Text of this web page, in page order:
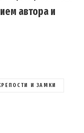
автора и
И ЗАМКИ